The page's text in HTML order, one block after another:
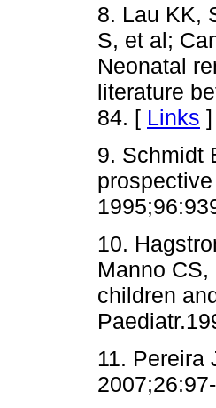
8. Lau KK,
S, et al;
Neonatal
literature
84. [ Links ]
9. Schmidt
10.
Manno
children
11. Pereira